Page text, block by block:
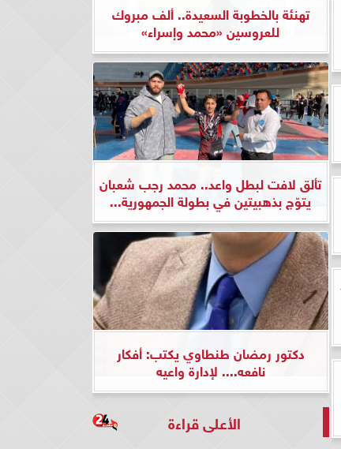
تهنئة بالخطوبة السعيدة.. ألف مبروك
للعروسين «محمد وإسراء»
تألق لافت لبطل واعد.. محمد رجب شعبان
يتوّج بذهبيتين في بطولة الجمهورية...
دكتور رمضان طنطاوي يكتب: أفكار
نافعه.... لإدارة واعيه
الأعلى قراءة